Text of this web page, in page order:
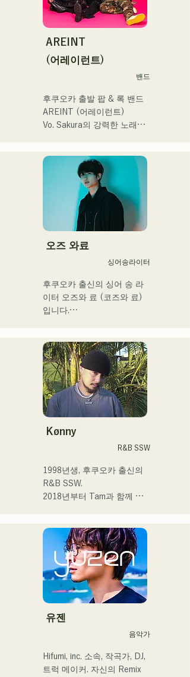
DJ、金鷲旗、山笠関連イベ
ント、地域イベント、
summit)、福岡市武道館オー
プニング記念イベント,結婚
す。
アーティストの日本人父と
アメリカ人母から生まれた
的に活動を行っている。
2025年11月22日にはファー
催。
!
AREINT
(어레이런트)
밴드
후쿠오카 출발 팝 & 록 밴드
AREINT (어레이런트)
Vo. Sakura의 강력한 노래
SHO에 의해 만들어지는 악
곡은 캐치에서 어딘가 익숙
한 록 사운드가 특징이며 독
특한 AREINT 사운드를 만들
어 내고있다.
「KBC 라디오 호크스 중계
2024」의 오프닝곡에
오즈 와료
싱어송라이터
후쿠오카 출신의 싱어 송 라
이터 오즈와 료 (코즈와 료)
입니다.
상 라이브, TikTok 전달, 이
벤트 등에 출연하면서 활동
하고 있습니다!
어린 시절부터 음악을 좋아
합니다.
고등학교에 들어간 후 사람
었습니다.
한사람 한사람에게 다가가는
음악을 만들어 가고 싶습니
・campuscollection2022 그
랑프리
・오리지널 곡 「푸딩」이
2024년 KBC 라디오 오프닝
곡으로 채용된다
2024년 12월 24일에 다이마
루 파사주 광장에서 열리는
자선 뮤직슨에 출연 예정
Kønny
R&B SSW
1998년생, 후쿠오카 출신의
R&B SSW.
2018년부터 Tam과 함께
중심으로 음악 활동을 개시.
2022년부터 Kønny로서 솔
로 명의에서도 활동을 개시.
어린 시절부터 영향을 받은
90's와 00's의 R&B 뮤직을
캡처해 신선한 사운드를 추
구하고 있다. 달콤한 목소리
세련된 스타일에 주목해 주
셨으면 한다.
유젠
음악가
Hifumi, inc. 소속, 작곡가, DJ,
트럭 메이커. 자신의 Remix